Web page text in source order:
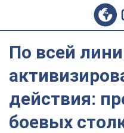
По всей
действия:
боевых